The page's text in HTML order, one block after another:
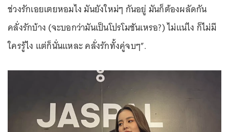
ช่วงรักเอยเตยหอมไง มันยังใหม่ๆ กันอยู่ มันก็ต้องผลัดกัน
คลั่งรักบ้าง (จะบอกว่ามันเป็นโปรโมชันเหรอ?) ไม่แน่ไง ก็ไม่มี
ใครรู้ไง แต่ก็นั่นแหละ คลั่งรักทั้งคู่จบๆ”.